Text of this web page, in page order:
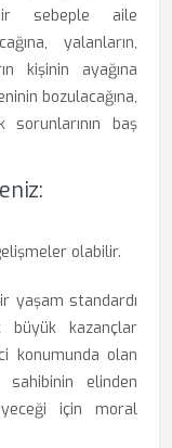
sebeple aile
yalanların,
kişinin ayağına
bozulacağına,
sorunlarının baş
olabilir.
yaşam standardı
büyük kazançlar
konumunda olan
sahibinin elinden
için moral